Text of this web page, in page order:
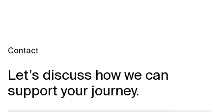
Contact
Let’s discuss how we can
support your journey.